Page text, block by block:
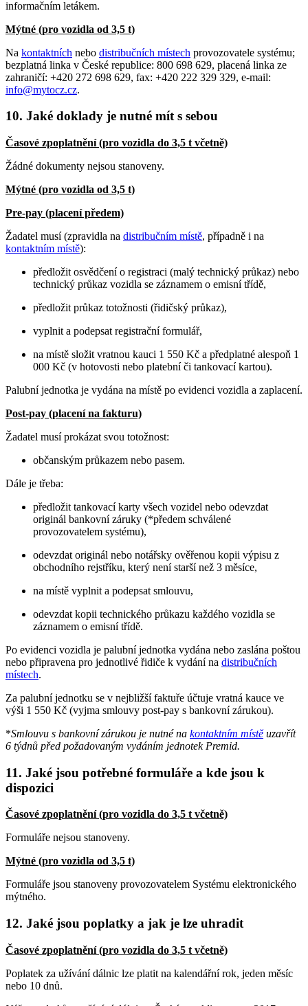
informačním letákem.
Mýtné (pro vozidla od 3,5 t)
Na kontaktních nebo distribučních místech provozovatele systému;
bezplatná linka v České republice: 800 698 629, placená linka ze
zahraničí: +420 272 698 629, fax: +420 222 329 329, e-mail:
info@mytocz.cz.
10. Jaké doklady je nutné mít s sebou
Časové zpoplatnění (pro vozidla do 3,5 t včetně)
Žádné dokumenty nejsou stanoveny.
Mýtné (pro vozidla od 3,5 t)
Pre-pay (placení předem)
Žadatel musí (zpravidla na distribučním místě, případně i na
kontaktním místě):
předložit osvědčení o registraci (malý technický průkaz) nebo
technický průkaz vozidla se záznamem o emisní třídě,
předložit průkaz totožnosti (řidičský průkaz),
vyplnit a podepsat registrační formulář,
na místě složit vratnou kauci 1 550 Kč a předplatné alespoň 1
000 Kč (v hotovosti nebo platební či tankovací kartou).
Palubní jednotka je vydána na místě po evidenci vozidla a zaplacení.
Post-pay (placení na fakturu)
Žadatel musí prokázat svou totožnost:
občanským průkazem nebo pasem.
Dále je třeba:
předložit tankovací karty všech vozidel nebo odevzdat
originál bankovní záruky (*předem schválené
provozovatelem systému),
odevzdat originál nebo notářsky ověřenou kopii výpisu z
obchodního rejstříku, který není starší než 3 měsíce,
na místě vyplnit a podepsat smlouvu,
odevzdat kopii technického průkazu každého vozidla se
záznamem o emisní třídě.
Po evidenci vozidla je palubní jednotka vydána nebo zaslána poštou
nebo připravena pro jednotlivé řidiče k vydání na distribučních
místech.
Za palubní jednotku se v nejbližší faktuře účtuje vratná kauce ve
výši 1 550 Kč (vyjma smlouvy post-pay s bankovní zárukou).
*Smlouvu s bankovní zárukou je nutné na kontaktním místě uzavřít
6 týdnů před požadovaným vydáním jednotek Premid.
11. Jaké jsou potřebné formuláře a kde jsou k
dispozici
Časové zpoplatnění (pro vozidla do 3,5 t včetně)
Formuláře nejsou stanoveny.
Mýtné (pro vozidla od 3,5 t)
Formuláře jsou stanoveny provozovatelem Systému elektronického
mýtného.
12. Jaké jsou poplatky a jak je lze uhradit
Časové zpoplatnění (pro vozidla do 3,5 t včetně)
Poplatek za užívání dálnic lze platit na kalendářní rok, jeden měsíc
nebo 10 dnů.